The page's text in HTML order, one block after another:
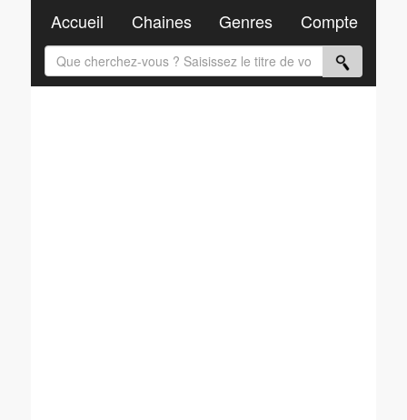
Accueil Chaines Genres Compte